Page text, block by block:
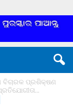
ବିଚାରକ ପ୍ରଶିକ୍ଷଣ